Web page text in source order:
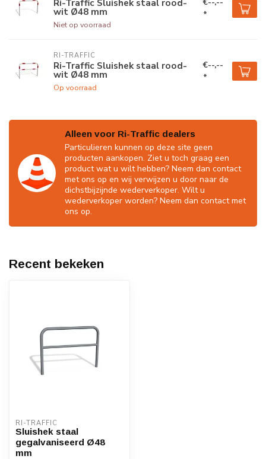
Ri-Traffic Sluishek staal rood-
wit Ø48 mm
Niet op voorraad
*
RI-TRAFFIC
Ri-Traffic Sluishek staal rood-
wit Ø48 mm
Op voorraad
€--,--
*
Alleen voor Ri-Traffic dealers
Particulieren kunnen op deze site geen
producten aankopen. Ziet u toch graag een
product wat u wilt hebben? Neem dan contact
met ons op en wij verwijzen u door naar de
dichstbijzijnde wederverkoper. Wilt u
wederverkoper worden? Neem dan contact met
ons op.
Recent bekeken
RI-TRAFFIC
Sluishek staal
gegalvaniseerd Ø48
mm